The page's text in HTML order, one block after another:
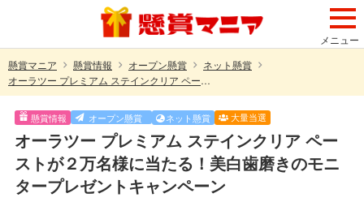
メニュー
懸賞マニア
懸賞情報 オープン懸賞
ネット懸賞
オーラツー プレミアム ステインクリア ペーストが２万名様に当たる！美白歯磨きのモニタープレゼントキャンペーン
懸賞情報 オープン懸賞 ネット懸賞 大量当選
オーラツー プレミアム ステインクリア ペー
ストが２万名様に当たる！美白歯磨きのモニ
タープレゼントキャンペーン